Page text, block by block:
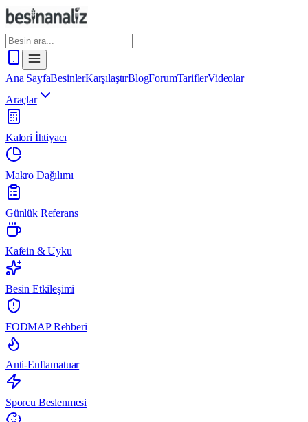
Ana SayfaBesinlerKarşılaştırBlogForumTariflerVideolar
Araçlar
Kalori İhtiyacı
Makro Dağılımı
Günlük Referans
Kafein & Uyku
Besin Etkileşimi
FODMAP Rehberi
Anti-Enflamatuar
Sporcu Beslenmesi